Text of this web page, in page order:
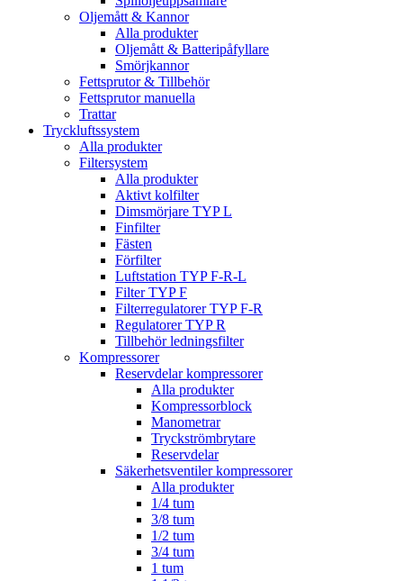
Oljemått & Kannor
Alla produkter
Oljemått & Batteripåfyllare
Smörjkannor
Fettsprutor & Tillbehör
Fettsprutor manuella
Trattar
Tryckluftssystem
Alla produkter
Filtersystem
Alla produkter
Aktivt kolfilter
Dimsmörjare TYP L
Finfilter
Fästen
Förfilter
Luftstation TYP F-R-L
Filter TYP F
Filterregulatorer TYP F-R
Regulatorer TYP R
Tillbehör ledningsfilter
Kompressorer
Reservdelar kompressorer
Alla produkter
Kompressorblock
Manometrar
Tryckströmbrytare
Reservdelar
Säkerhetsventiler kompressorer
Alla produkter
1/4 tum
3/8 tum
1/2 tum
3/4 tum
1 tum